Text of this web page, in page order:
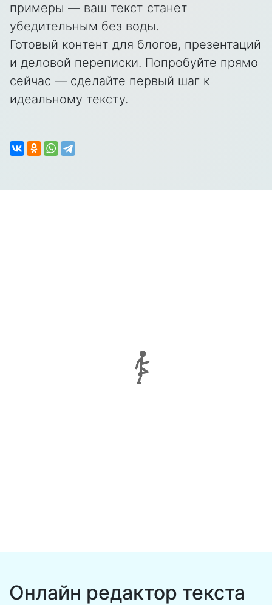
примеры — ваш текст станет
убедительным без воды.
Готовый контент для блогов, презентаций
и деловой переписки. Попробуйте прямо
сейчас — сделайте первый шаг к
идеальному тексту.
Онлайн редактор текста